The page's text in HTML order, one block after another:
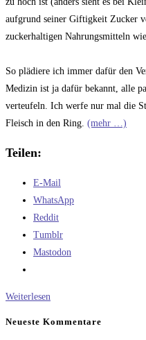
aufgrund seiner Giftigkeit Zucker
zuckerhaltigen Nahrungsmitteln
So plädiere ich immer dafür den
Medizin ist ja dafür bekannt, alle
verteufeln. Ich werfe nur mal die
Fleisch in den Ring. (mehr …)
Teilen:
E-Mail
WhatsApp
Reddit
Tumblr
Mastodon
Weiterlesen
Neueste Kommentare